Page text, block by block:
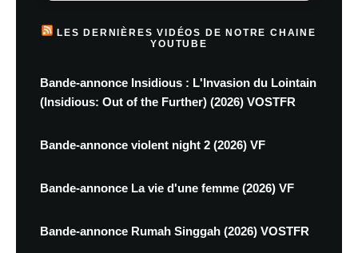
LES DERNIÈRES VIDÉOS DE NOTRE CHAINE
YOUTUBE
Bande-annonce Insidious : L'Invasion du Lointain
(Insidious: Out of the Further) (2026) VOSTFR
Bande-annonce violent night 2 (2026) VF
Bande-annonce La vie d'une femme (2026) VF
Bande-annonce Rumah Singgah (2026) VOSTFR